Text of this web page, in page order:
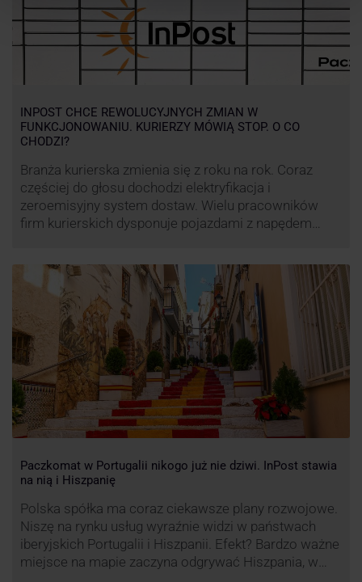
INPOST CHCE REWOLUCYJNYCH ZMIAN W
FUNKCJONOWANIU. KURIERZY MÓWIĄ STOP. O CO
CHODZI?
Branża kurierska zmienia się z roku na rok. Coraz
częściej do głosu dochodzi elektryfikacja i
zeroemisyjny system dostaw. Wielu pracowników
firm kurierskich dysponuje pojazdami z napędem
ale też sposobie rozliczania pracy postanowił
wprowadzić również InPost. To wzbudziło ogromny
sprzeciw pracowników …
Paczkomat w Portugalii nikogo już nie dziwi. InPost stawia
na nią i Hiszpanię
Polska spółka ma coraz ciekawsze plany rozwojowe.
Niszę na rynku usług wyraźnie widzi w państwach
iberyjskich Portugalii i Hiszpanii. Efekt? Bardzo ważne
miejsce na mapie zaczyna odgrywać Hiszpania, w